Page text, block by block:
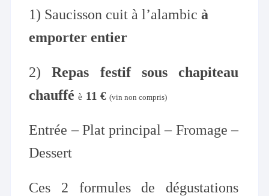
1) Saucisson cuit à l’alambicà
emporter entier
2)Repas festif sous chapiteau
chauffé è 11 € (vin non compris)
Entrée – Plat principal – Fromage –
Dessert
Ces 2 formules de dégustations